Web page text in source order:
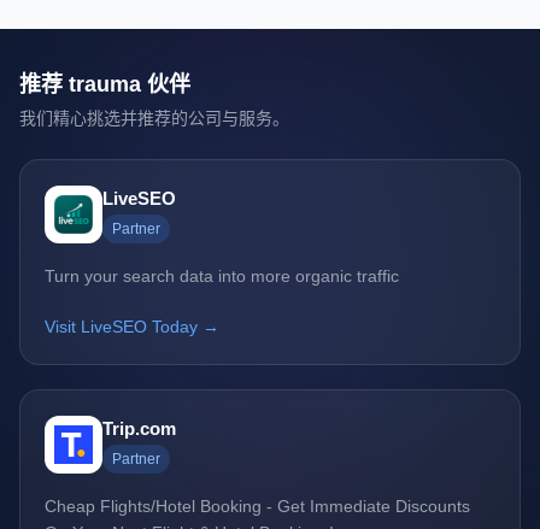
推荐 trauma 伙伴
我们精心挑选并推荐的公司与服务。
LiveSEO
Partner
Turn your search data into more organic traffic
Visit LiveSEO Today →
Trip.com
Partner
Cheap Flights/Hotel Booking - Get Immediate Discounts